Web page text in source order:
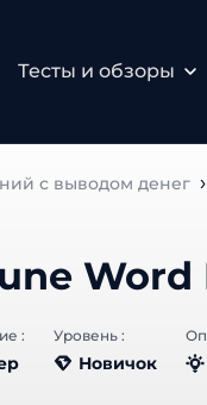
Тесты и обзоры
с выводом денег
Word
: Уровень :
Новичок